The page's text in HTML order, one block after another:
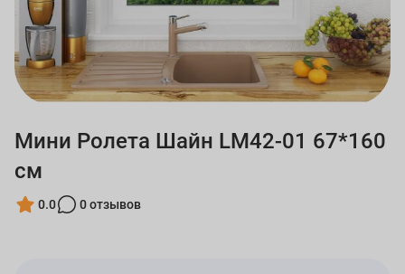
Мини Ролета Шайн LM42-01 67*160
см
0.0 0 отзывов